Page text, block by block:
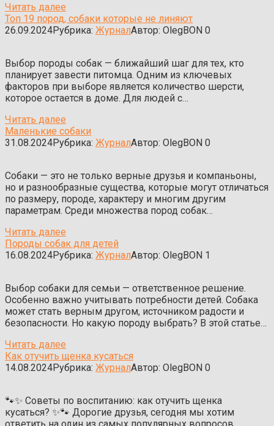
Читать далее
Топ 19 пород, собаки которые не линяют
26.09.2024Рубрика: ЖурналАвтор: OlegBON 0
Выбор породы собак — ближайший шаг для тех, кто
планирует завести питомца. Одним из ключевых
факторов при выборе является количество шерсти,
которое остается в доме. Для людей с…
Читать далее
Маленькие собаки
31.08.2024Рубрика: ЖурналАвтор: OlegBON 0
Собаки — это не только верные друзья и компаньоны,
но и разнообразные существа, которые могут отличаться
по размеру, породе, характеру и многим другим
параметрам. Среди множества пород собак…
Читать далее
Породы собак для детей
16.08.2024Рубрика: ЖурналАвтор: OlegBON 1
Выбор собаки для семьи — ответственное решение.
Особенно важно учитывать потребности детей. Собака
может стать верным другом, источником радости и
безопасности. Но какую породу выбрать? В этой статье…
Читать далее
Как отучить щенка кусаться
14.08.2024Рубрика: ЖурналАвтор: OlegBON 0
🐾✨ Советы по воспитанию: как отучить щенка
кусаться? ✨🐾 Дорогие друзья, сегодня мы хотим